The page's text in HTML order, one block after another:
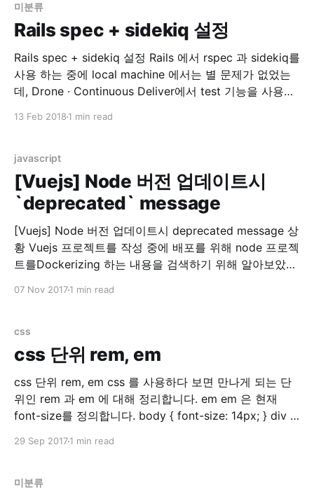
미분류
Rails spec + sidekiq 설정
Rails spec + sidekiq 설정 Rails 에서 rspec 과 sidekiq를
사용 하는 중에 local machine 에서는 별 문제가 없었는
데, Drone · Continuous Deliver에서 test 기능을 사용하
13 Feb 2018 1 min read
javascript
[Vuejs] Node 버전 업데이트시
`deprecated` message
[Vuejs] Node 버전 업데이트시 deprecated message 상
황 Vuejs 프로젝트를 작성 중에 배포를 위해 node 프로젝
트를Dockerizing 하는 내용을 검색하기 위해 알아보았습
07 Nov 20171 min read
css
css 단위 rem, em
css 단위 rem, em css 를 사용하다 보면 만나게 되는 단
위인 rem 과 em 에 대해 정리합니다. em em 은 현재
font-size를 정의합니다. body { font-size: 14px; } div {
을 한다면 body안의 폰트는 모두 14px 정의 될 것입니
29 Sep 20171 min read
미분류